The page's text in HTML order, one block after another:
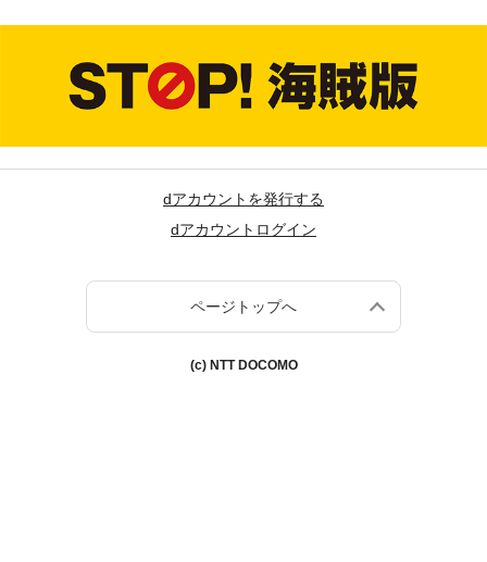
dアカウントを発行する
dアカウントログイン
ページトップへ
(c) NTT DOCOMO